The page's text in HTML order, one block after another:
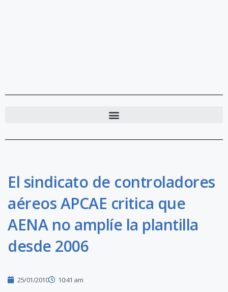
El sindicato de controladores
aéreos APCAE critica que
AENA no amplíe la plantilla
desde 2006
25/01/2010 10:41 am